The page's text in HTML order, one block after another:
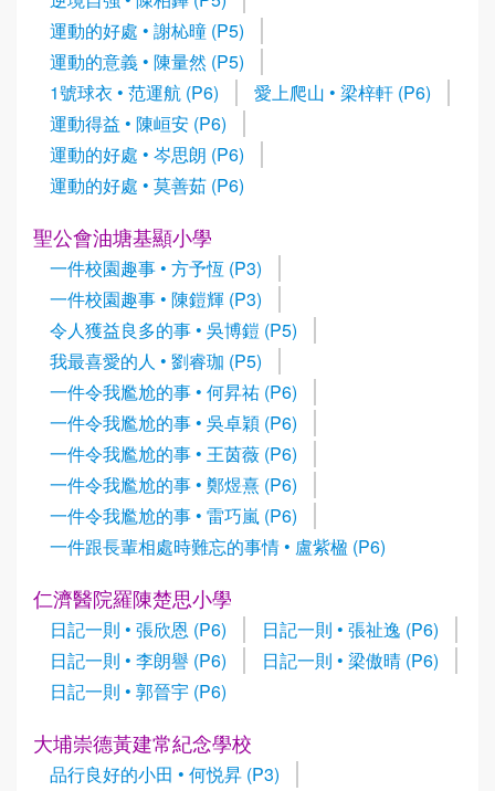
運動的好處 • 謝杺曈 (P5)
運動的意義 • 陳量然 (P5)
1號球衣 • 范運航 (P6)
愛上爬山 • 梁梓軒 (P6)
運動得益 • 陳峘安 (P6)
運動的好處 • 岑思朗 (P6)
運動的好處 • 莫善茹 (P6)
聖公會油塘基顯小學
一件校園趣事 • 方予恆 (P3)
一件校園趣事 • 陳鎧輝 (P3)
令人獲益良多的事 • 吳博鎧 (P5)
我最喜愛的人 • 劉睿珈 (P5)
一件令我尷尬的事 • 何昇祐 (P6)
一件令我尷尬的事 • 吳卓穎 (P6)
一件令我尷尬的事 • 王茵薇 (P6)
一件令我尷尬的事 • 鄭煜熹 (P6)
一件令我尷尬的事 • 雷巧嵐 (P6)
一件跟長輩相處時難忘的事情 • 盧紫楹 (P6)
仁濟醫院羅陳楚思小學
日記一則 • 張欣恩 (P6)
日記一則 • 張祉逸 (P6)
日記一則 • 李朗譽 (P6)
日記一則 • 梁傲晴 (P6)
日記一則 • 郭晉宇 (P6)
大埔崇德黃建常紀念學校
品行良好的小田 • 何悦昇 (P3)